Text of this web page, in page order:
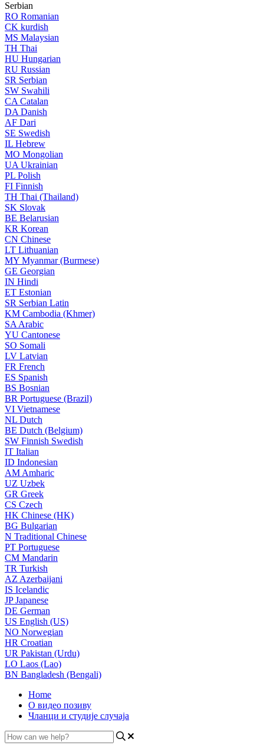
Serbian
RO Romanian
CK kurdish
MS Malaysian
TH Thai
HU Hungarian
RU Russian
SR Serbian
SW Swahili
CA Catalan
DA Danish
AF Dari
SE Swedish
IL Hebrew
MO Mongolian
UA Ukrainian
PL Polish
FI Finnish
TH Thai (Thailand)
SK Slovak
BE Belarusian
KR Korean
CN Chinese
LT Lithuanian
MY Myanmar (Burmese)
GE Georgian
IN Hindi
ET Estonian
SR Serbian Latin
KM Cambodia (Khmer)
SA Arabic
YU Cantonese
SO Somali
LV Latvian
FR French
ES Spanish
BS Bosnian
BR Portuguese (Brazil)
VI Vietnamese
NL Dutch
BE Dutch (Belgium)
SW Finnish Swedish
IT Italian
ID Indonesian
AM Amharic
UZ Uzbek
GR Greek
CS Czech
HK Chinese (HK)
BG Bulgarian
N Traditional Chinese
PT Portuguese
CM Mandarin
TR Turkish
AZ Azerbaijani
IS Icelandic
JPJapanese
DE German
US English (US)
NO Norwegian
HR Croatian
UR Pakistan (Urdu)
LO Laos (Lao)
BN Bangladesh (Bengali)
Home
О видео позиву
Чланци и студије случаја